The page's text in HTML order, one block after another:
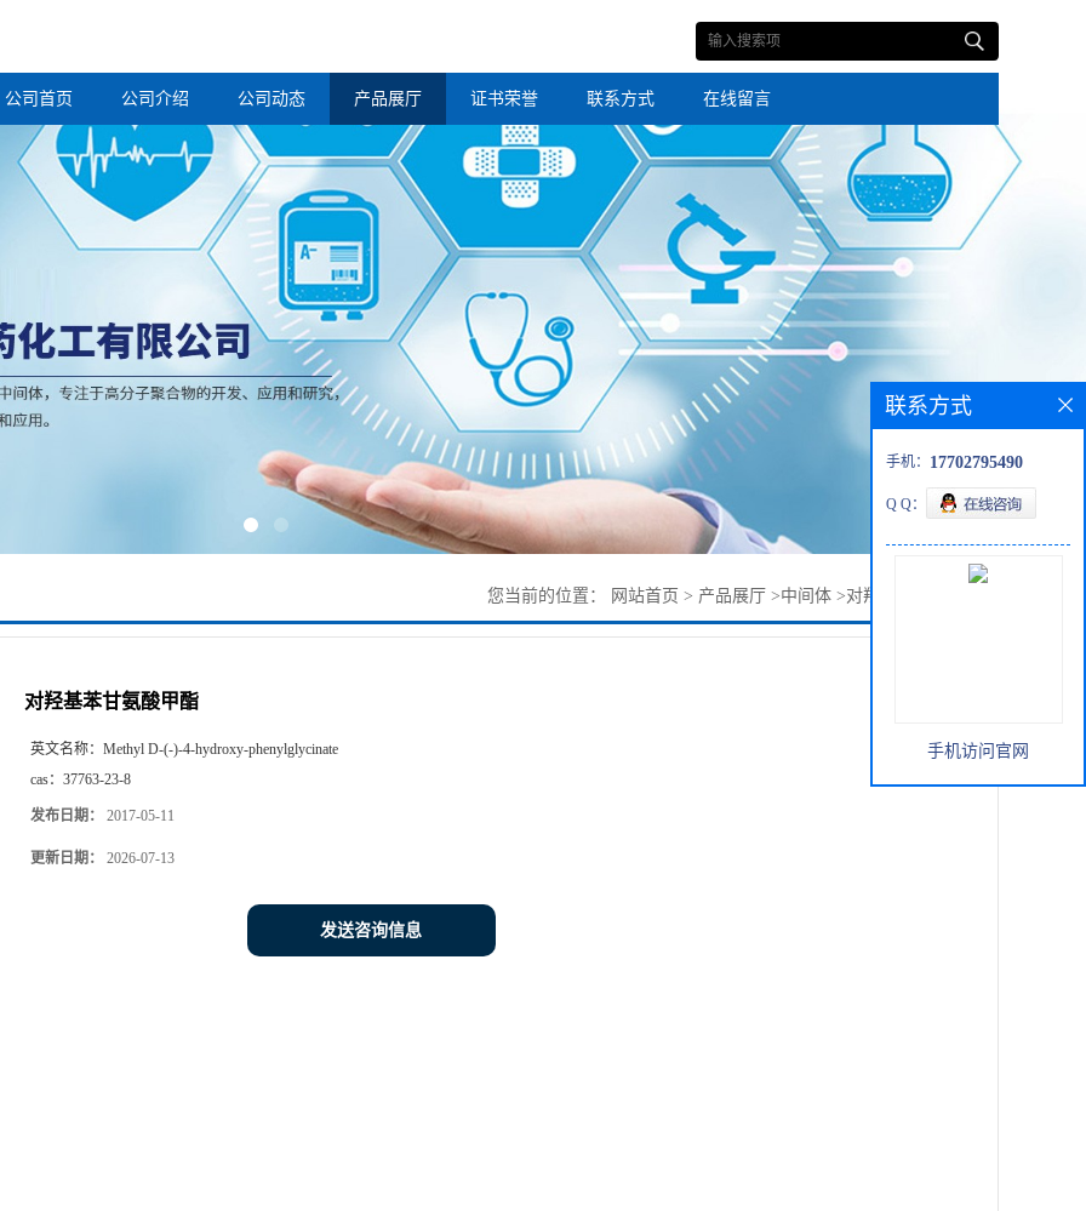
公司首页 公司介绍 公司动态 产品展厅 证书荣誉 联系方式 在线留言
您当前的位置： 网站首页 > 产品展厅 >中间体 >对羟基苯甘氨酸甲酯
对羟基苯甘氨酸甲酯
英文名称： Methyl D-(-)-4-hydroxy-phenylglycinate
cas： 37763-23-8
发布日期： 2017-05-11
更新日期： 2026-07-13
发送咨询信息
联系方式
手机： 17702795490
Q Q：
手机访问官网